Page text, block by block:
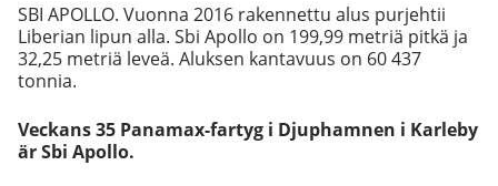
SBI APOLLO. Vuonna 2016 rakennettu alus purjehtii
Liberian lipun alla. Sbi Apollo on 199,99 metriä pitkä ja
32,25 metriä leveä. Aluksen kantavuus on 60 437
tonnia.
Veckans 35 Panamax-fartyg i Djuphamnen i Karleby
är Sbi Apollo.